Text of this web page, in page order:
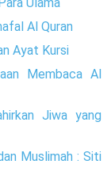
Al Quran
Ayat Kursi
Membaca Al
Jiwa yang
Muslimah : Siti